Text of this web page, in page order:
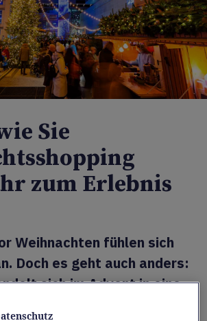
Sie
zum Erlebnis
Weihnachten fühlen sich
Doch es geht auch anders:
sich im Advent in eine